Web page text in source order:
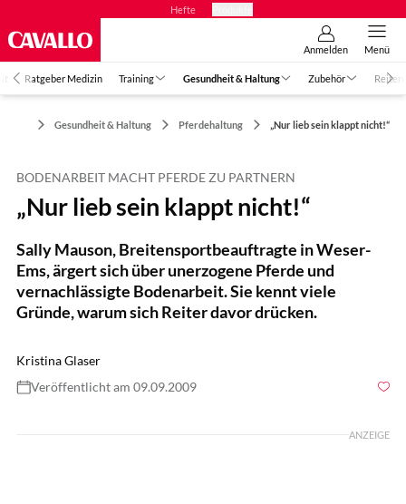
Hefte
Anmelden Menü
Ratgeber Medizin Training Gesundheit & Haltung Zubehör
Gesundheit & Haltung Pferdehaltung „Nur lieb sein klappt nicht!“
BODENARBEIT MACHT PFERDE ZU PARTNERN
„Nur lieb sein klappt nicht!“
Sally Mauson, Breitensportbeauftragte in Weser-
Ems, ärgert sich über unerzogene Pferde und
vernachlässigte Bodenarbeit. Sie kennt viele
Gründe, warum sich Reiter davor drücken.
Kristina Glaser
Veröffentlicht am 09.09.2009
ANZEIGE